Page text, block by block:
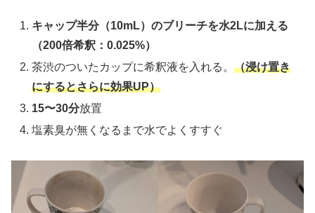
キャップ半分（10mL）のブリーチを水2Lに加える
（200倍希釈：0.025%）
茶渋のついたカップに希釈液を入れる。（浸け置き
にするとさらに効果UP）
15〜30分放置
塩素臭が無くなるまで水でよくすすぐ